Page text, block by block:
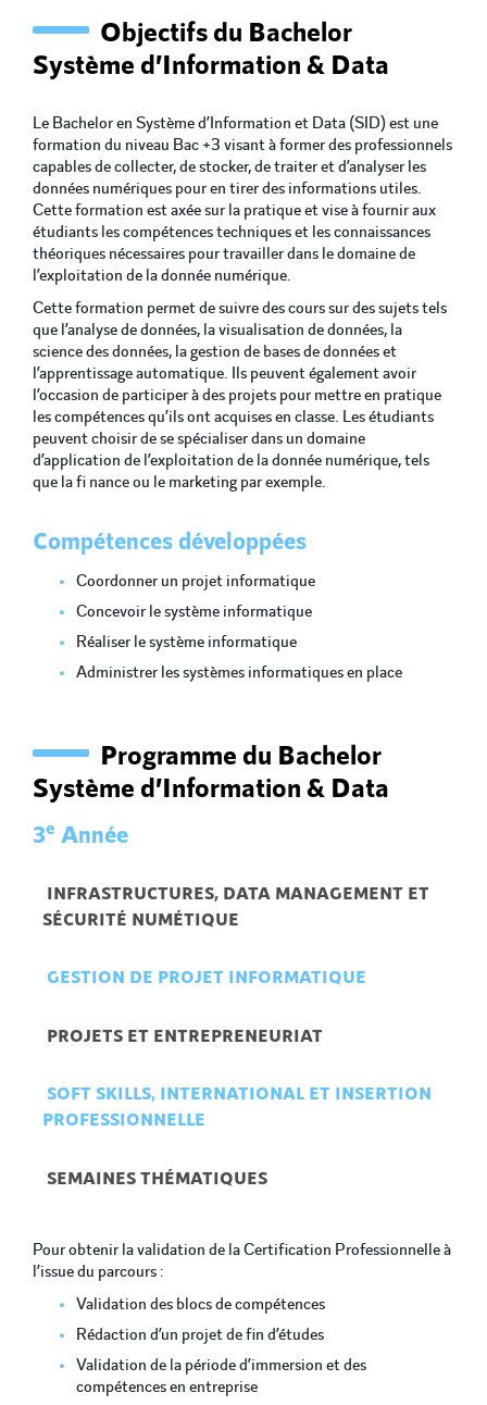
Objectifs du Bachelor
Système d’Information & Data
Le Bachelor en Système d’Information et Data (SID) est une
formation du niveau Bac +3 visant à former des professionnels
capables de collecter, de stocker, de traiter et d’analyser les
données numériques pour en tirer des informations utiles.
Cette formation est axée sur la pratique et vise à fournir aux
étudiants les compétences techniques et les connaissances
théoriques nécessaires pour travailler dans le domaine de
l’exploitation de la donnée numérique.
Cette formation permet de suivre des cours sur des sujets tels
que l’analyse de données, la visualisation de données, la
science des données, la gestion de bases de données et
l’apprentissage automatique. Ils peuvent également avoir
l’occasion de participer à des projets pour mettre en pratique
les compétences qu’ils ont acquises en classe. Les étudiants
peuvent choisir de se spécialiser dans un domaine
d’application de l’exploitation de la donnée numérique, tels
que la fi nance ou le marketing par exemple.
Compétences développées
Coordonner un projet informatique
Concevoir le système informatique
Réaliser le système informatique
Administrer les systèmes informatiques en place
Programme du Bachelor
Système d’Information & Data
3e Année
INFRASTRUCTURES, DATA MANAGEMENT ET
SOFT SKILLS, INTERNATIONAL ET INSERTION
SEMAINES THÉMATIQUES
Pour obtenir la validation de la Certification Professionnelle à
l’issue du parcours :
Validation des blocs de compétences
Rédaction d’un projet de fin d’études
Validation de la période d’immersion et des
compétences en entreprise